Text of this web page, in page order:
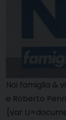
Noi famiglia &
e Roberto
{var